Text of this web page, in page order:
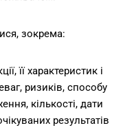
зокрема:
її характеристик і
ризиків, способу
кількості, дати
результатів